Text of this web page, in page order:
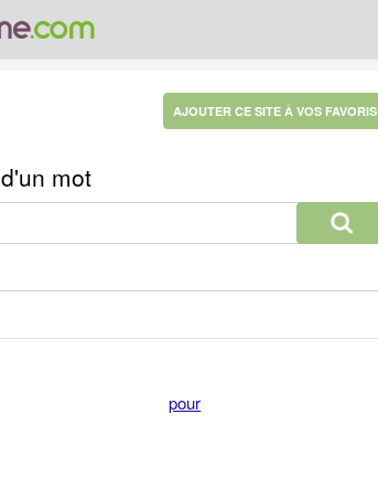
AJOUTER CE SITE À VOS FAVORIS
d'un mot
pour